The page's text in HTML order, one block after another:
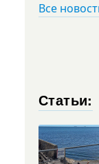
Все
Статьи: